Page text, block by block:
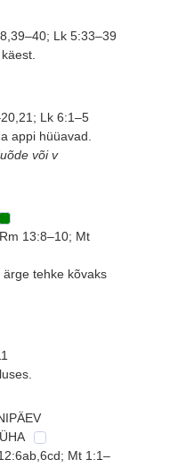
Lk 5:33–39
Lk 6:1–5
appi hüüavad.
või v
13:8–10; Mt
tehke kõvaks
Mt 1:1–